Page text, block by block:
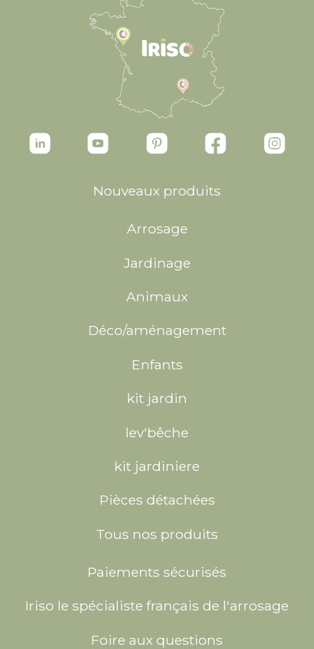
Nouveaux produits
Arrosage
Jardinage
Animaux
Déco/aménagement
Enfants
kit jardin
lev'bêche
kit jardiniere
Pièces détachées
Tous nos produits
Paiements sécurisés
Iriso le spécialiste français de l'arrosage
Foire aux questions